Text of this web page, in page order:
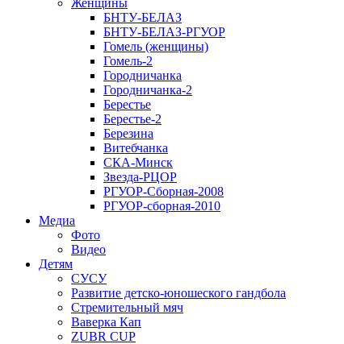
Женщины
БНТУ-БЕЛАЗ
БНТУ-БЕЛАЗ-РГУОР
Гомель (женщины)
Гомель-2
Городничанка
Городничанка-2
Берестье
Берестье-2
Березина
Витебчанка
СКА-Минск
Звезда-РЦОР
РГУОР-Сборная-2008
РГУОР-сборная-2010
Медиа
Фото
Видео
Детям
СУСУ
Развитие детско-юношеского гандбола
Стремительный мяч
Ваверка Кап
ZUBR CUP